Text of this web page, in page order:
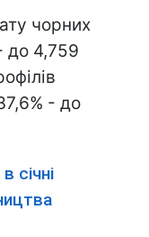
чорних
до 4,759
- до
січні